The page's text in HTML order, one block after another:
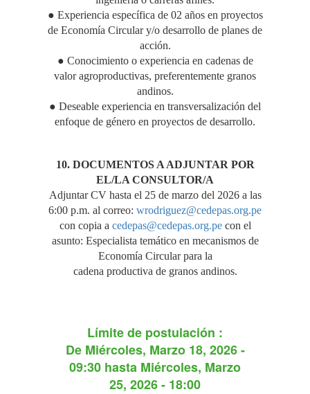
● Experiencia específica de 02 años en proyectos
de Economía Circular y/o desarrollo de planes de
acción.
● Conocimiento o experiencia en cadenas de
valor agroproductivas, preferentemente granos
andinos.
● Deseable experiencia en transversalización del
enfoque de género en proyectos de desarrollo.
10. DOCUMENTOS A ADJUNTAR POR
EL/LA CONSULTOR/A
Adjuntar CV hasta el 25 de marzo del 2026 a las
6:00 p.m. al correo: wrodriguez@cedepas.org.pe
con copia a cedepas@cedepas.org.pecon el
asunto: Especialista temático en mecanismos de
Economía Circular para la
cadena productiva de granos andinos.
Límite de postulación :
De Miércoles, Marzo 18, 2026 -
09:30 hasta Miércoles, Marzo
25, 2026 - 18:00